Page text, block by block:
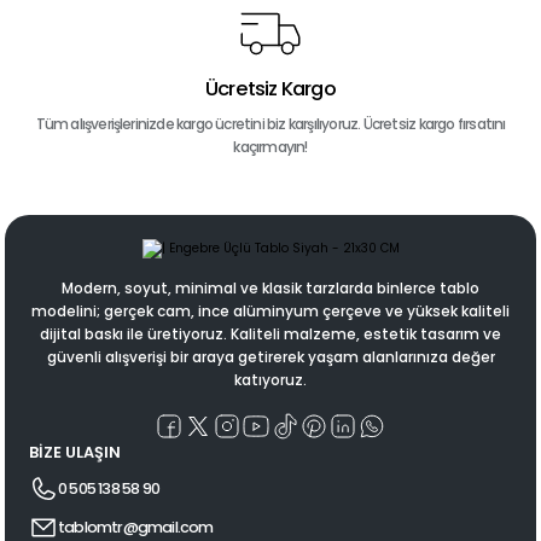
Ücretsiz Kargo
Tüm alışverişlerinizde kargo ücretini biz karşılıyoruz. Ücretsiz kargo fırsatını
kaçırmayın!
Modern, soyut, minimal ve klasik tarzlarda binlerce tablo
modelini; gerçek cam, ince alüminyum çerçeve ve yüksek kaliteli
dijital baskı ile üretiyoruz. Kaliteli malzeme, estetik tasarım ve
güvenli alışverişi bir araya getirerek yaşam alanlarınıza değer
katıyoruz.
BİZE ULAŞIN
0 505 138 58 90
tablomtr@gmail.com